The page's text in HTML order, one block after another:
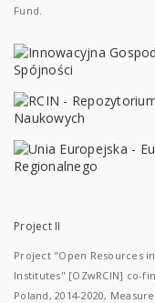
Fund.
Project II
Project "Open Resources
Institutes" [OZwRCIN] co-
Poland, 2014-2020,